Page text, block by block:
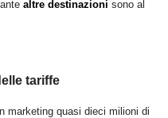
altre destinazioni sono al
tariffe
marketing quasi dieci milioni di